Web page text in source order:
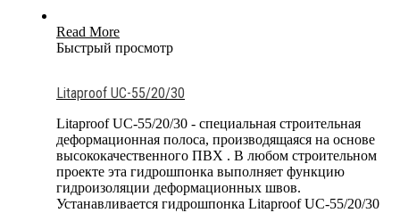
Read More
Быстрый просмотр
Litaproof UC-55/20/30
Litaproof UC-55/20/30 - специальная строительная
деформационная полоса, производящаяся на основе
высококачественного ПВХ . В любом строительном
проекте эта гидрошпонка выполняет функцию
гидроизоляции деформационных швов.
Устанавливается гидрошпонка Litaproof UC-55/20/30